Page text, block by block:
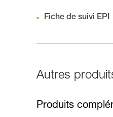
Fiche de suivi EPI
Autres
Produits